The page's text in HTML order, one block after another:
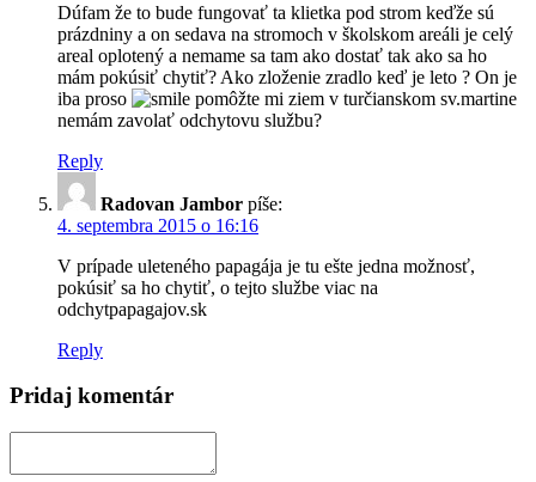
Dúfam že to bude fungovať ta klietka pod strom keďže sú
prázdniny a on sedava na stromoch v školskom areáli je celý
areal oplotený a nemame sa tam ako dostať tak ako sa ho
mám pokúsiť chytiť? Ako zloženie zradlo keď je leto ? On je
iba proso
pomôžte mi ziem v turčianskom sv.martine
nemám zavolať odchytovu službu?
Reply
Radovan Jambor píše:
4. septembra 2015 o 16:16
V prípade uleteného papagája je tu ešte jedna možnosť,
pokúsiť sa ho chytiť, o tejto službe viac na
odchytpapagajov.sk
Reply
Pridaj komentár